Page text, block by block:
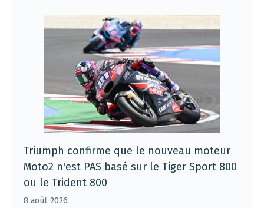
Triumph confirme que le nouveau moteur
Moto2 n'est PAS basé sur le Tiger Sport 800
ou le Trident 800
8 août 2026